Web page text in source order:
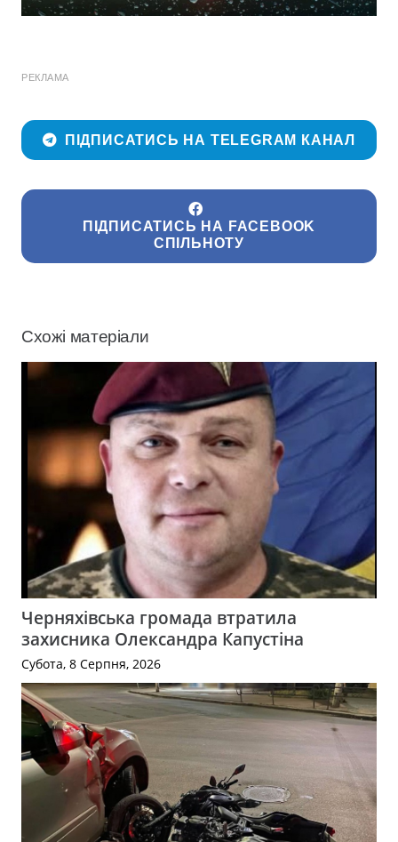
РЕКЛАМА
ПІДПИСАТИСЬ НА TELEGRAM КАНАЛ
ПІДПИСАТИСЬ НА FACEBOOK
СПІЛЬНОТУ
Схожі матеріали
Черняхівська громада втратила
захисника Олександра Капустіна
Субота, 8 Серпня, 2026